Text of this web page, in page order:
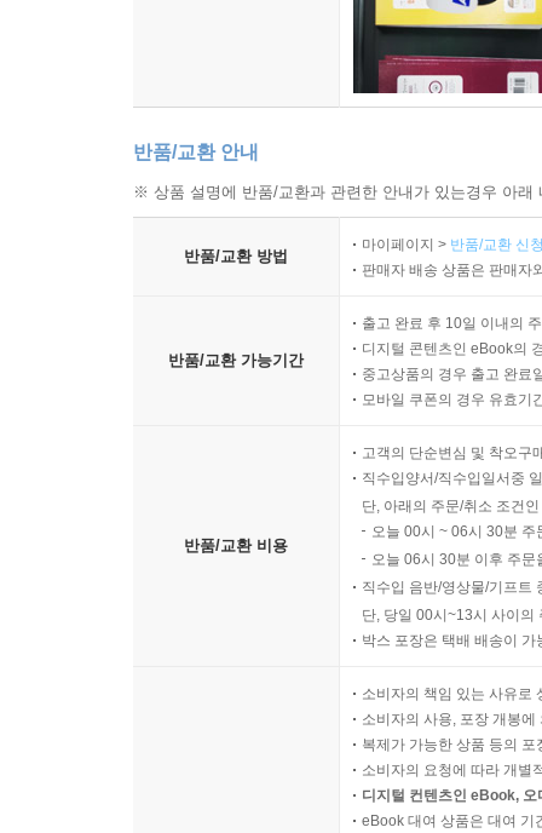
반품/교환 안내
※ 상품 설명에 반품/교환과 관련한 안내가 있는경우 아
반품/교환 방법
마이페이지 > 반품/교환 신
판매자 배송 상품은 판매자
반품/교환 가능기간
출고 완료 후 10일 이내의
디지털 콘텐츠인 eBook의
중고상품의 경우 출고 완료
모바일 쿠폰의 경우 유효기
반품/교환 비용
고객의 단순변심 및 착오구
직수입양서/직수입일서중
단, 아래의 주문/취소 조건
오늘 00시 ~ 06시 30분
오늘 06시 30분 이후 주
직수입 음반/영상물/기프트
단, 당일 00시~13시 사이의
박스 포장은 택배 배송이
소비자의 책임 있는 사유로
소비자의 사용, 포장 개봉
복제가 가능한 상품 등의
소비자의 요청에 따라 개별
디지털 컨텐츠인 eBook,
eBook 대여 상품은 대여 기